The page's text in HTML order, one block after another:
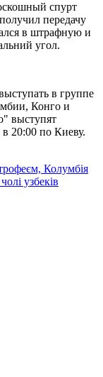
спурт
передачу
в штрафную и
угол.
в группе
Конго и
выступят
20:00 по Киеву.
Колумбія
узбеків